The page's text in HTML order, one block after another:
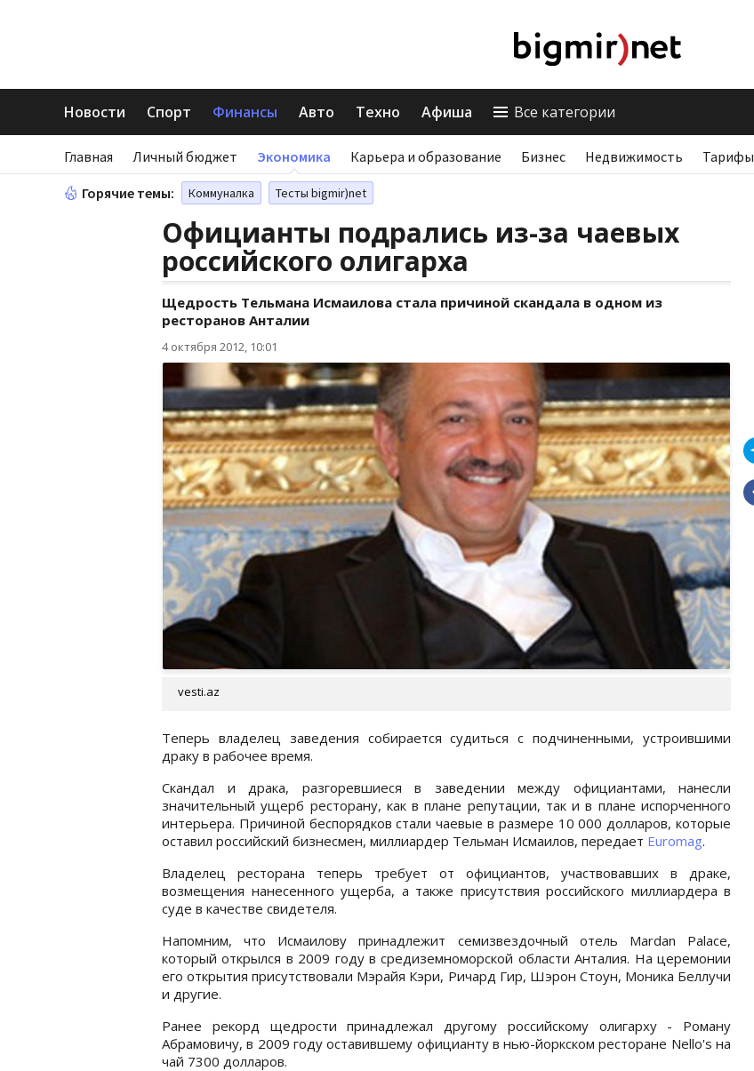
Новости Спорт Финансы Авто Техно Афиша Все категории
Главная Личный бюджет Экономика Карьера и образование Бизнес Недвижимость Тарифы
Горячие темы: Коммуналка Тесты bigmir)net
Официанты подрались из-за чаевых
российского олигарха
Щедрость Тельмана Исмаилова стала причиной скандала в одном из
ресторанов Анталии
4 октября 2012, 10:01
vesti.az
Теперь владелец заведения собирается судиться с подчиненными, устроившими
драку в рабочее время.
Скандал и драка, разгоревшиеся в заведении между официантами, нанесли
значительный ущерб ресторану, как в плане репутации, так и в плане испорченного
интерьера. Причиной беспорядков стали чаевые в размере 10 000 долларов, которые
оставил российский бизнесмен, миллиардер Тельман Исмаилов, передает Euromag.
Владелец ресторана теперь требует от официантов, участвовавших в драке,
возмещения нанесенного ущерба, а также присутствия российского миллиардера в
суде в качестве свидетеля.
Напомним, что Исмаилову принадлежит семизвездочный отель Mardan Palace,
который открылся в 2009 году в средиземноморской области Анталия. На церемонии
его открытия присутствовали Мэрайя Кэри, Ричард Гир, Шэрон Стоун, Моника Беллучи
и другие.
Ранее рекорд щедрости принадлежал другому российскому олигарху - Роману
Абрамовичу, в 2009 году оставившему официанту в нью-йоркском ресторане Nello's на
чай 7300 долларов.